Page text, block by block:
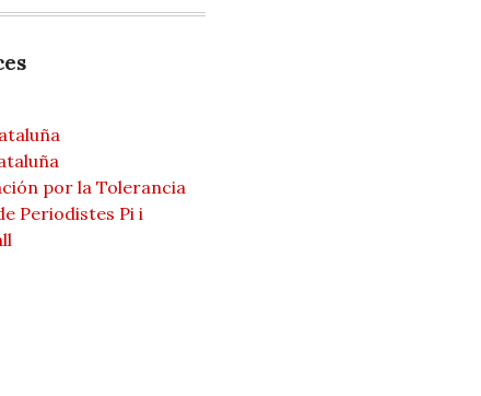
por la Tolerancia
Periodistes Pi i